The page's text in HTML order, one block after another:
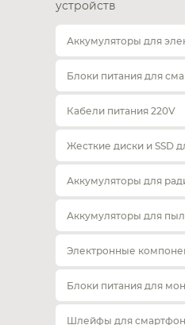
устройств
Аккумуляторы для
Блоки питания для
Кабели питания 220V
Жесткие диски и SSD
Аккумуляторы для
Аккумуляторы для
Электронные
Блоки питания для
Шлейфы для